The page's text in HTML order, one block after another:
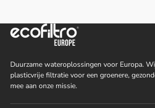
Duurzame wateroplossingen voor Europa.
plasticvrije filtratie voor een groenere,
mee aan onze missie.